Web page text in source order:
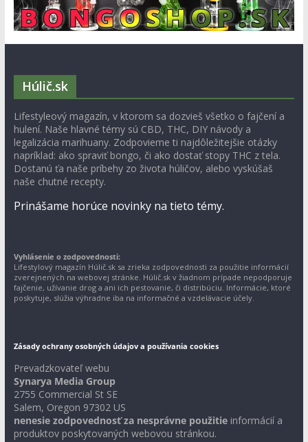
Húlič.sk
Lifestyleový magazín, v ktorom sa dozvieš všetko o fajčení a
hulení. Naše hlavné témy sú CBD, THC, DIY návody a
legalizácia marihuany. Zodpovieme ti najdôležitejšie otázky
napríklad: ako spraviť bongo, či ako dostať stopy THC z tela.
Dostanú ťa naše príbehy zo života húličov, alebo vyskúšaš
naše chutné recepty.
Prinášame horúce novinky na tieto témy.
Vyhlásenie o zodpovednosti:
Lifestylový magazín Húlič.sk sa zrieka zodpovednosti za použitie informácií
zverejnených na webovej stránke. Húlič.sk v žiadnom prípade nepodporuje
fajčenie, užívanie drog a ani ich pestovanie, či distribúciu. Informácie, ktoré
poskytuje, slúžia výhradne iba na informačné a vzdelávacie účely.
Zásady ochrany osobných údajov a používania cookies
Prevadzkovateľ webu
Synarya Media Group
2755 Commercial St SE
Salem, Oregon 97302 US
nenesie zodpovednosť za nesprávne použitieinformácií a
produktov poskytovaných webovou stránkou.